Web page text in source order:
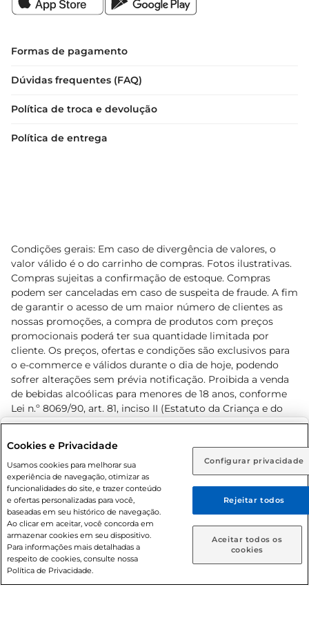
Rio de Janeiro (RJ) Goiás (GO)
Ou
Caso queira comprar online, informe como deseja receber
suas compras:
Entrega em casa Retire em Loja
Formas de pagamento
Dúvidas frequentes (FAQ)
Política de troca e devolução
Política de entrega
Condições gerais: Em caso de divergência de valores, o
valor válido é o do carrinho de compras. Fotos ilustrativas.
Compras sujeitas a confirmação de estoque. Compras
podem ser canceladas em caso de suspeita de fraude. A fim
de garantir o acesso de um maior número de clientes as
nossas promoções, a compra de produtos com preços
promocionais poderá ter sua quantidade limitada por
cliente. Os preços, ofertas e condições são exclusivos para
o e-commerce e válidos durante o dia de hoje, podendo
sofrer alterações sem prévia notificação. Proibida a venda
de bebidas alcoólicas para menores de 18 anos, conforme
Lei n.º 8069/90, art. 81, inciso II (Estatuto da Criança e do
Adolescente). Preços e condições exclusivos para o
prévio. O valor mínimo para as compras on-line é de R$
80,00.
© 2026 Copyright. Todos os direitos
reservados Prezunic.
Cookies e Privacidade
Usamos cookies para melhorar sua
experiência de navegação, otimizar as
funcionalidades do site, e trazer conteúdo
e ofertas personalizadas para você,
baseadas em seu histórico de navegação.
Ao clicar em aceitar, você concorda em
armazenar cookies em seu dispositivo.
Para informações mais detalhadas a
respeito de cookies, consulte nossa
Política de Privacidade.
Configurar privacidade
Rejeitar todos
Aceitar todos os
cookies